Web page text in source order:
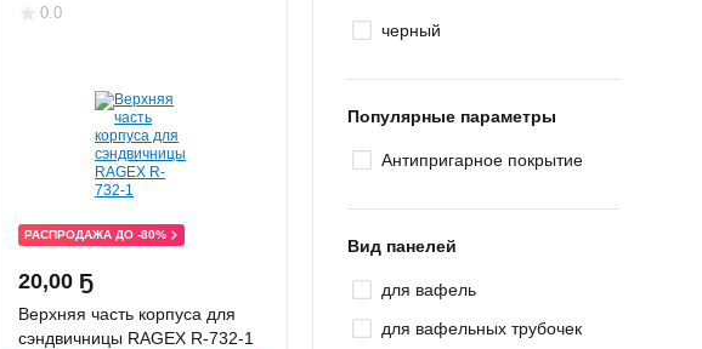
0.0
РАСПРОДАЖА ДО -80%
20,00 Ҕ
Верхняя часть корпуса для
сэндвичницы RAGEX R-732-1
черный
Популярные параметры
Антипригарное покрытие
Вид панелей
для вафель
для вафельных трубочек